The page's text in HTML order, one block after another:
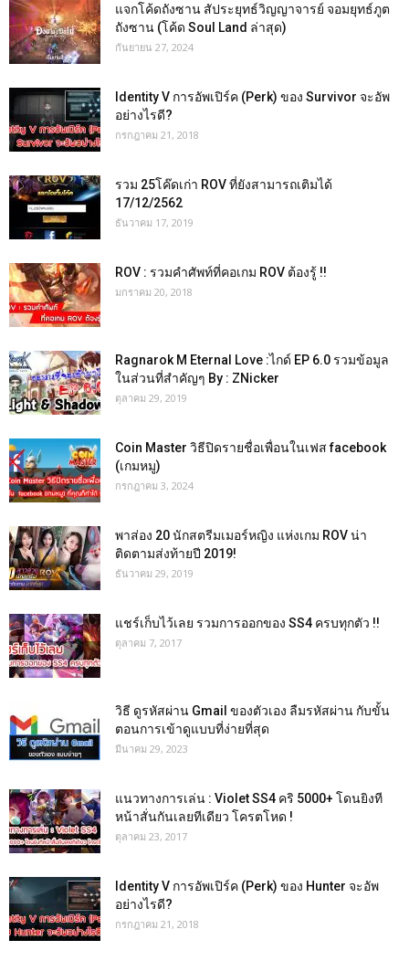
แจกโค้ดถังซาน สัประยุทธ์วิญญาจารย์ จอมยุทธ์ภูต
ถังซาน (โค้ด Soul Land ล่าสุด)
กันยายน 27, 2024
Identity V การอัพเปิร์ค (Perk) ของ Survivor จะอัพ
อย่างไรดี?
กรกฎาคม 21, 2018
รวม 25โค๊ดเก่า ROV ที่ยังสามารถเติมได้
17/12/2562
ธันวาคม 17, 2019
ROV : รวมคำศัพท์ที่คอเกม ROV ต้องรู้ !!
มกราคม 20, 2018
Ragnarok M Eternal Love :ไกด์ EP 6.0 รวมข้อมูล
ในส่วนที่สำคัญๆ By : ZNicker
ตุลาคม 29, 2019
Coin Master วิธีปิดรายชื่อเพื่อนในเฟส facebook
(เกมหมู)
กรกฎาคม 3, 2024
พาส่อง 20 นักสตรีมเมอร์หญิง แห่งเกม ROV น่า
ติดตามส่งท้ายปี 2019!
ธันวาคม 29, 2019
แชร์เก็บไว้เลย รวมการออกของ SS4 ครบทุกตัว !!
ตุลาคม 7, 2017
วิธี ดูรหัสผ่าน Gmail ของตัวเอง ลืมรหัสผ่าน กับขั้น
ตอนการเข้าดูแบบที่ง่ายที่สุด
มีนาคม 29, 2023
แนวทางการเล่น : Violet SS4 คริ 5000+ โดนยิงที
หน้าสั่นกันเลยทีเดียว โครตโหด !
ตุลาคม 23, 2017
Identity V การอัพเปิร์ค (Perk) ของ Hunter จะอัพ
อย่างไรดี?
กรกฎาคม 21, 2018